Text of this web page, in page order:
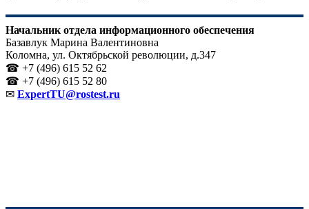
Начальник отдела информационного обеспечения
Базавлук Марина Валентиновна
Коломна, ул. Октябрьской революции, д.347
☎ +7 (496) 615 52 62
☎ +7 (496) 615 52 80
✉ ExpertTU@rostest.ru